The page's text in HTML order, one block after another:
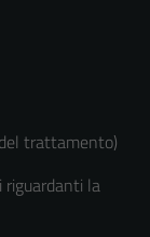
trattamento)
riguardanti la